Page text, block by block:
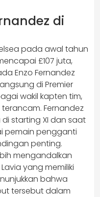
di
pada awal tahun
£107 juta,
Enzo Fernandez
di Premier
wakil kapten tim,
Fernandez
starting XI dan saat
pemain pengganti
penting.
mengandalkan
yang memiliki
bahwa
tersebut dalam